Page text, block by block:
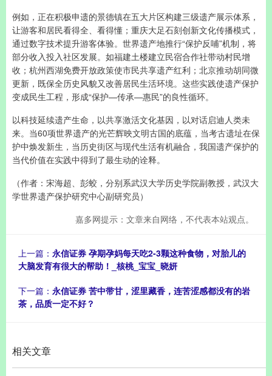
例如，正在积极申遗的景德镇在五大片区构建三级遗产展示体系，
让游客和居民看得全、看得懂；重庆大足石刻创新文化传播模式，
通过数字技术提升游客体验。世界遗产地推行“保护反哺”机制，将
部分收入投入社区发展。如福建土楼建立民宿合作社带动村民增
收；杭州西湖免费开放政策使市民共享遗产红利；北京推动胡同微
更新，既保全历史风貌又改善居民生活环境。这些实践使遗产保护
变成民生工程，形成“保护—传承—惠民”的良性循环。
以科技延续遗产生命，以共享激活文化基因，以对话启迪人类未
来。当60项世界遗产的光芒辉映文明古国的底蕴，当考古遗址在保
护中焕发新生，当历史街区与现代生活有机融合，我国遗产保护的
当代价值在实践中得到了最生动的诠释。
（作者：宋海超、彭蛟，分别系武汉大学历史学院副教授，武汉大
学世界遗产保护研究中心副研究员）
嘉多网提示：文章来自网络，不代表本站观点。
上一篇： 永信证券 孕期孕妈每天吃2-3颗这种食物，对胎儿的
大脑发育有很大的帮助！_核桃_宝宝_晓妍
下一篇： 永信证券 苦中带甘，涩里藏香，连苦涩感都没有的岩
茶，品质一定不好？
相关文章